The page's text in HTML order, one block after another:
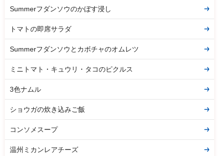
Summerフダンソウのかぼす浸し
トマトの即席サラダ
Summerフダンソウとカボチャのオムレツ
ミニトマト・キュウリ・タコのピクルス
3色ナムル
ショウガの炊き込みご飯
コンソメスープ
温州ミカンレアチーズ